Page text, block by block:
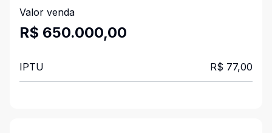
Valor venda
R$ 650.000,00
IPTU R$ 77,00